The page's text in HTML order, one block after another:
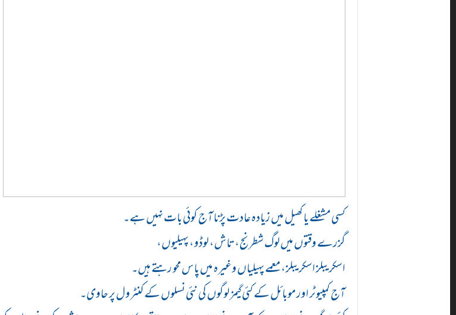
کسی مشغلے یا کھیل میں زیادہ عادت پڑنا آج کوئی بات نہیں ہے۔
گزرے وقتوں میں لوگ شطرنج، تاش، لوڈو، پہیلیوں،
اسکریبلز اسکریبلز، معمے پہیلیاں وغیرہ میں پاس محو رہتے ہیں۔
آج کمپیوٹر اور موبائل کے کئی گیمز لوگوں کی نئی نسلوں کے کنٹرول پر حاوی۔